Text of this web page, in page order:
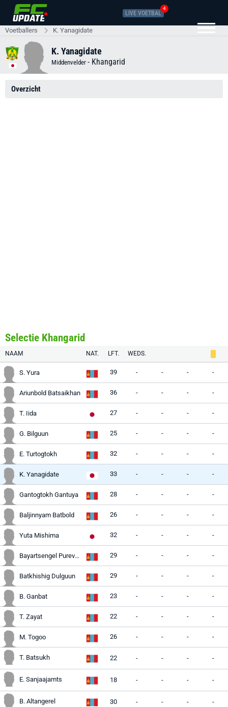
LIVE VOETBAL
4
Voetballers K. Yanagidate
K. Yanagidate
Middenvelder - Khangarid
Overzicht
Selectie Khangarid
NAAM NAT. LFT. WEDS.
S. Yura 39 - - - -
Ariunbold Batsaikhan 36 - - - -
T. Iida 27 - - - -
G. Bilguun 25 - - - -
E. Turtogtokh 32 - - - -
K. Yanagidate 33 - - - -
Gantogtokh Gantuya 28 - - - -
Baljinnyam Batbold 26 - - - -
Yuta Mishima 32 - - - -
Bayartsengel Purevdorj 29 - - - -
Batkhishig Dulguun 29 - - - -
B. Ganbat 23 - - - -
T. Zayat 22 - - - -
M. Togoo 26 - - - -
T. Batsukh 22 - - - -
E. Sanjaajamts 18 - - - -
B. Altangerel 30 - - - -